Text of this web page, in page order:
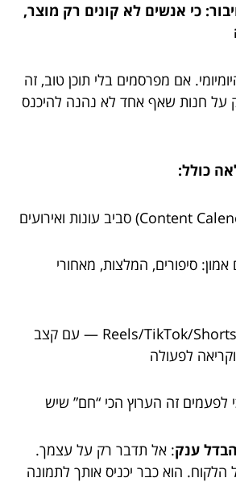
כי אנשים לא קונים רק מוצר,
אם מפרסמים בלי תוכן טוב, זה
על חנות שאף אחד לא נהנה להיכנס
כולל:
סיפורים, המלצות, מאחורי
– סרטונים קצרים: Reels/TikTok/Shorts — עם קצב
לפעולה
לפעמים זה הערוץ הכי “חם” שיש
ענק: אל תדבר רק על עצמך.
הוא כבר יכניס אותך לתמונה